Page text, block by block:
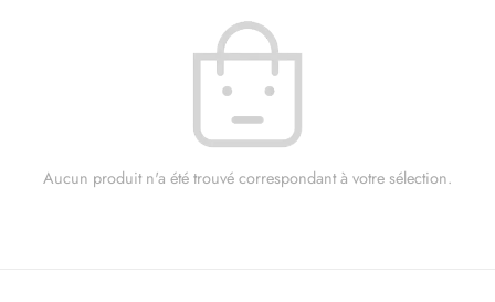
Aucun produit n'a été trouvé correspondant à votre sélection.